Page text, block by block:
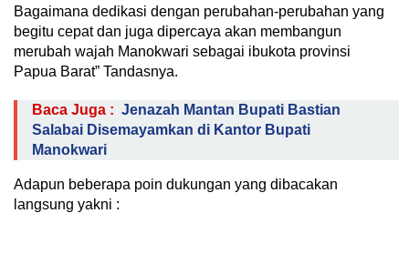
Bagaimana dedikasi dengan perubahan-perubahan yang
begitu cepat dan juga dipercaya akan membangun
merubah wajah Manokwari sebagai ibukota provinsi
Papua Barat” Tandasnya.
Baca Juga : Jenazah Mantan Bupati Bastian
Salabai Disemayamkan di Kantor Bupati
Manokwari
Adapun beberapa poin dukungan yang dibacakan
langsung yakni :